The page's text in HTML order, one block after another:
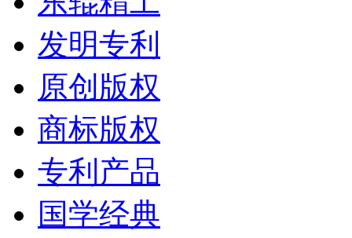
发明专利
原创版权
商标版权
专利产品
国学经典